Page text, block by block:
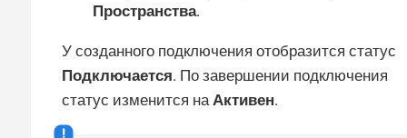
Пространства.
У созданного подключения отобразится статус
Подключается. По завершении подключения
статус изменится на Активен.